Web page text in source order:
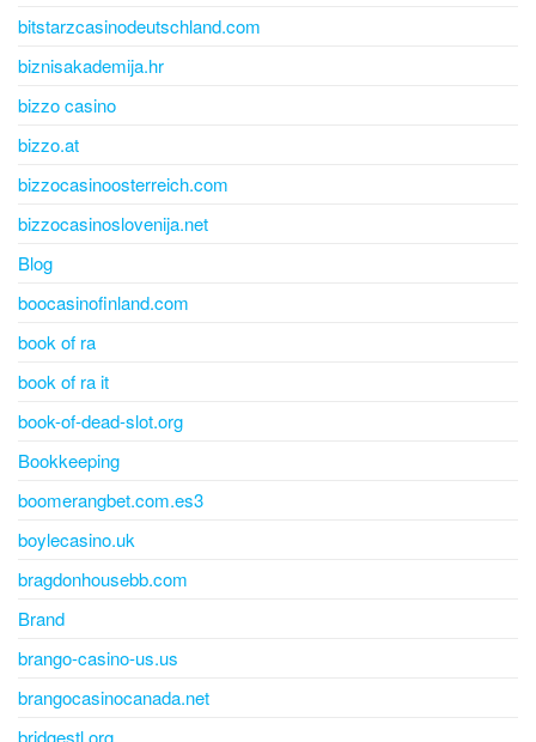
bitstarzcasinodeutschland.com
biznisakademija.hr
bizzo casino
bizzo.at
bizzocasinoosterreich.com
bizzocasinoslovenija.net
Blog
boocasinofinland.com
book of ra
book of ra it
book-of-dead-slot.org
Bookkeeping
boomerangbet.com.es3
boylecasino.uk
bragdonhousebb.com
Brand
brango-casino-us.us
brangocasinocanada.net
bridgestl.org